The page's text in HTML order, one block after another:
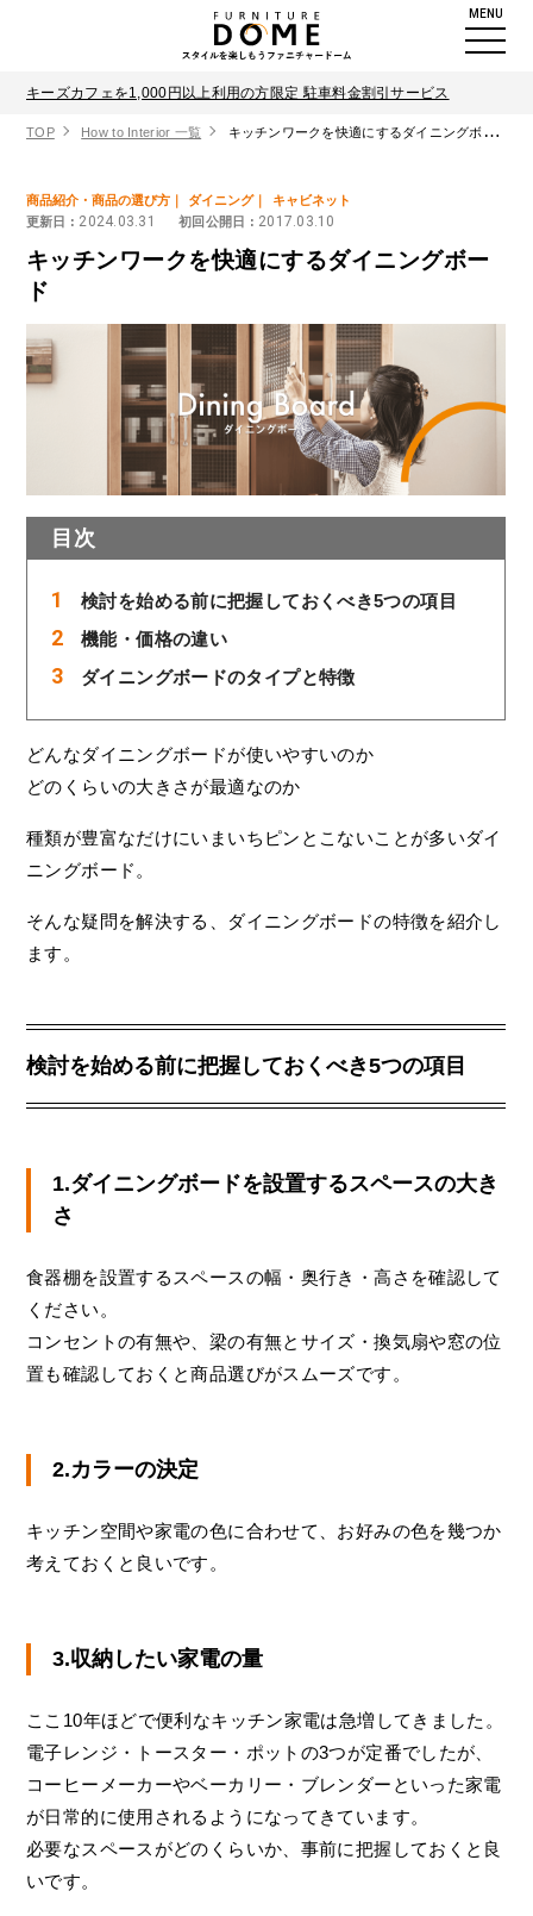
MENU
キーズカフェを1,000円以上利用の方限定 駐車料金割引サービス
TOP How to Interior 一覧 キッチンワークを快適にするダイニングボード
商品紹介・商品の選び方 ダイニング
キャビネット
更新日 : 2024.03.31 初回公開日 : 2017.03.10
キッチンワークを快適にするダイニングボー
ド
目次
検討を始める前に把握しておくべき5つの項目
機能・価格の違い
ダイニングボードのタイプと特徴
どんなダイニングボードが使いやすいのか
どのくらいの大きさが最適なのか
種類が豊富なだけにいまいちピンとこないことが多いダイ
ニングボード。
そんな疑問を解決する、ダイニングボードの特徴を紹介し
ます。
検討を始める前に把握しておくべき5つの項目
1.ダイニングボードを設置するスペースの大き
さ
食器棚を設置するスペースの幅・奥行き・高さを確認して
ください。
コンセントの有無や、梁の有無とサイズ・換気扇や窓の位
置も確認しておくと商品選びがスムーズです。
2.カラーの決定
キッチン空間や家電の色に合わせて、お好みの色を幾つか
考えておくと良いです。
3.収納したい家電の量
ここ10年ほどで便利なキッチン家電は急増してきました。
電子レンジ・トースター・ポットの3つが定番でしたが、
コーヒーメーカーやベーカリー・ブレンダーといった家電
が日常的に使用されるようになってきています。
必要なスペースがどのくらいか、事前に把握しておくと良
いです。